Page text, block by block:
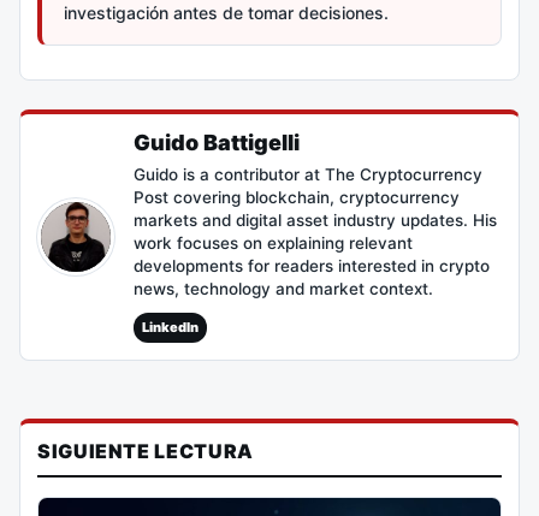
investigación antes de tomar decisiones.
Guido Battigelli
Guido is a contributor at The Cryptocurrency
Post covering blockchain, cryptocurrency
markets and digital asset industry updates. His
work focuses on explaining relevant
developments for readers interested in crypto
news, technology and market context.
LinkedIn
SIGUIENTE LECTURA